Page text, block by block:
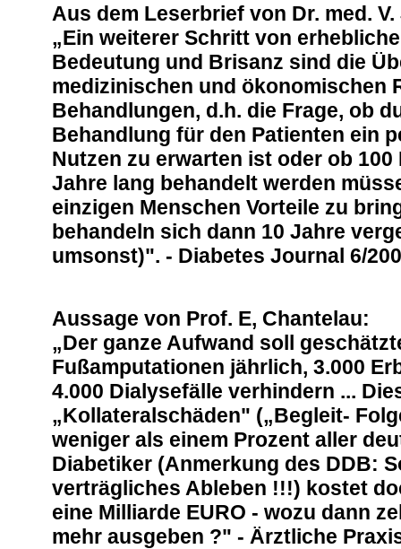
Aus dem Leserbrief von Dr. med.
„Ein weiterer Schritt von
Bedeutung und Brisanz sind die
medizinischen und ökonomischen
Behandlungen, d.h. die Frage, ob
Behandlung für den Patienten ein
Nutzen zu erwarten ist oder ob 100
Jahre lang behandelt werden
einzigen Menschen Vorteile zu
behandeln sich dann 10 Jahre
umsonst)". - Diabetes Journal 6/
Aussage von Prof. E, Chantelau:
„Der ganze Aufwand soll
Fußamputationen jährlich, 3.000
4.000 Dialysefälle verhindern ...
„Kollateralschäden" („Begleit-
weniger als einem Prozent aller
Diabetiker (Anmerkung des DDB:
verträgliches Ableben !!!) kostet
eine Milliarde EURO - wozu dann
mehr ausgeben ?" - Ärztliche